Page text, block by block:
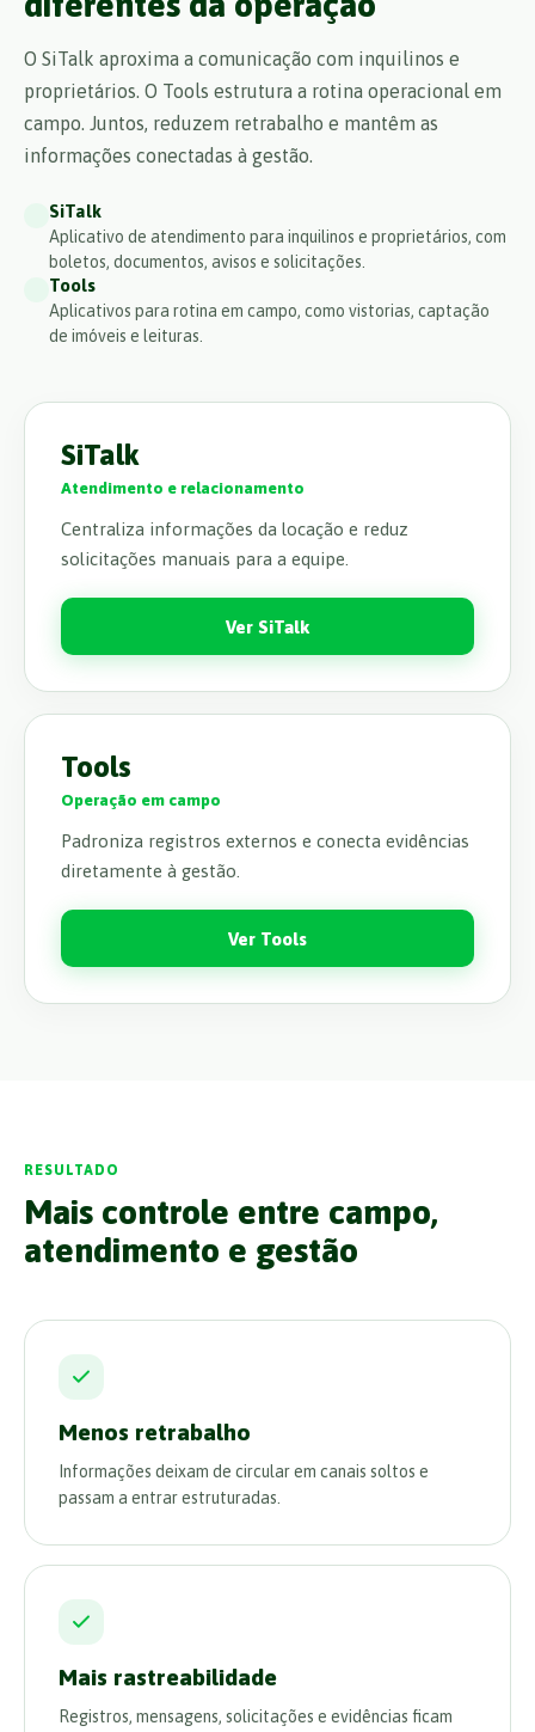
O SiTalk aproxima a comunicação com inquilinos e
proprietários. O Tools estrutura a rotina operacional em
campo. Juntos, reduzem retrabalho e mantêm as
informações conectadas à gestão.
SiTalk
Aplicativo de atendimento para inquilinos e proprietários, com
boletos, documentos, avisos e solicitações.
Tools
Aplicativos para rotina em campo, como vistorias, captação
de imóveis e leituras.
SiTalk
Atendimento e relacionamento
Centraliza informações da locação e reduz
solicitações manuais para a equipe.
Ver SiTalk
Tools
Operação em campo
Padroniza registros externos e conecta evidências
diretamente à gestão.
Ver Tools
RESULTADO
Mais controle entre campo,
atendimento e gestão
Menos retrabalho
Informações deixam de circular em canais soltos e
passam a entrar estruturadas.
Mais rastreabilidade
Registros, mensagens, solicitações e evidências ficam